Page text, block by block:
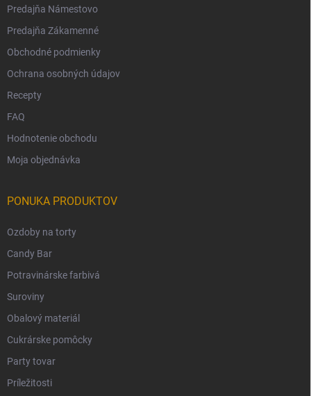
Predajňa Námestovo
Predajňa Zákamenné
Obchodné podmienky
Ochrana osobných údajov
Recepty
FAQ
Hodnotenie obchodu
Moja objednávka
PONUKA PRODUKTOV
Ozdoby na torty
Candy Bar
Potravinárske farbivá
Suroviny
Obalový materiál
Cukrárske pomôcky
Party tovar
Príležitosti